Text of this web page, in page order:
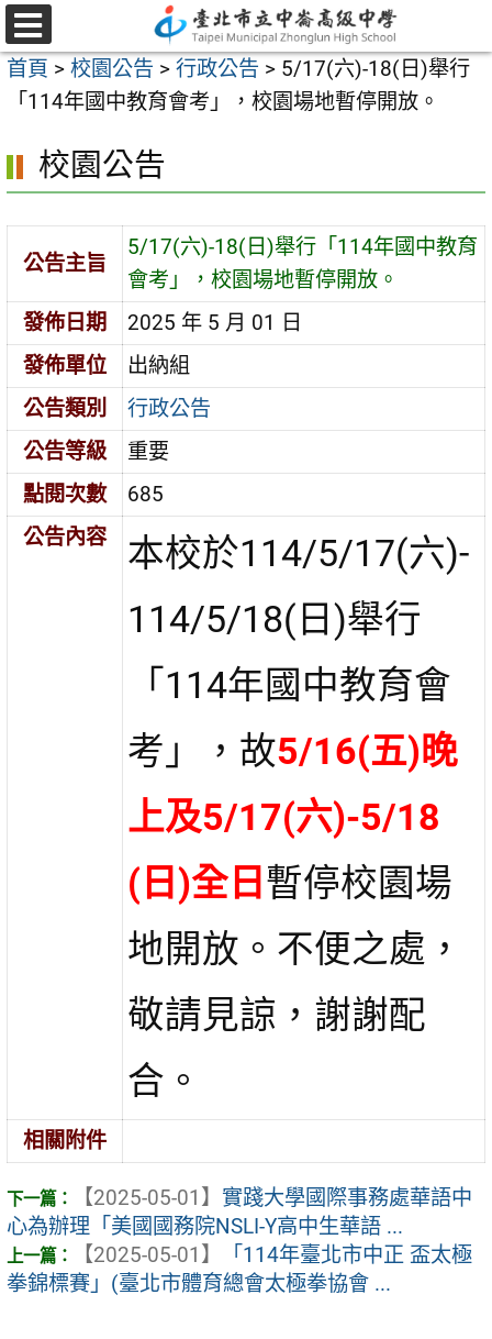
跳
至
主
容
選
單
首頁 > 校園公告 > 行政公告 > 5/17(六)-18(日)舉行
「114年國中教育會考」，校園場地暫停開放。
校園公告
公告主旨
5/17(六)-18(日)舉行「114年國中教育
會考」，校園場地暫停開放。
發佈日期
2025 年 5 月 01 日
發佈單位
出納組
公告類別
行政公告
公告等級
重要
點閱次數
685
公告內容
本校於114/5/17(六)-
114/5/18(日)舉行
「114年國中教育會
考」，故5/16(五)晚
上及5/17(六)-5/18
(日)全日 暫停校園場
地開放。不便之處，
敬請見諒，謝謝配
合。
相關附件
【2025-05-01】 實踐大學國際事務處華語中
心為辦理「美國國務院NSLI-Y高中生華語 ...
【2025-05-01】
「114年臺北市中正 盃太極
拳錦標賽」(臺北市體育總會太極拳協會 ...